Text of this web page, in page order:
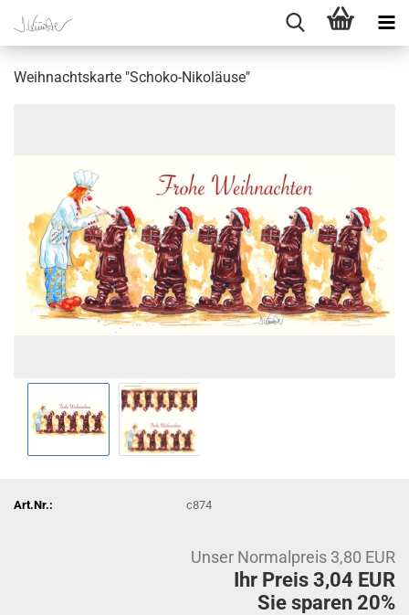
Weihnachtskarte "Schoko-Nikoläuse"
Art.Nr.: c874
Unser Normalpreis 3,80 EUR
Ihr Preis 3,04 EUR
Sie sparen 20%